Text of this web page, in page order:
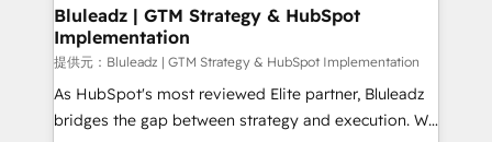
を、CRMを軸とした全社共通基盤に再構築します。意
思決定者・PMO・現場担当者に並走します。 1️⃣
HubSpot導入・活用支援 顧客データの一元化から、
GTMの見える化・自動化まで。全Hub統合運用、デー
タ品質設計、グループ横断のCRM統合に対応します。
Bluleadz | GTM Strategy & HubSpot
Implementation
提供元：Bluleadz | GTM Strategy & HubSpot Implementation
As HubSpot's most reviewed Elite partner, Bluleadz
bridges the gap between strategy and execution. We